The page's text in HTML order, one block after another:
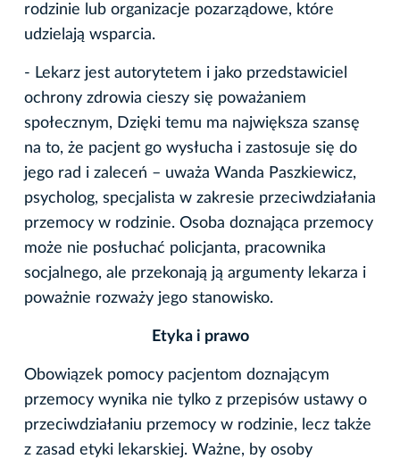
rodzinie lub organizacje pozarządowe, które
udzielają wsparcia.
- Lekarz jest autorytetem i jako przedstawiciel
ochrony zdrowia cieszy się poważaniem
społecznym, Dzięki temu ma największa szansę
na to, że pacjent go wysłucha i zastosuje się do
jego rad i zaleceń – uważa Wanda Paszkiewicz,
psycholog, specjalista w zakresie przeciwdziałania
przemocy w rodzinie. Osoba doznająca przemocy
może nie posłuchać policjanta, pracownika
socjalnego, ale przekonają ją argumenty lekarza i
poważnie rozważy jego stanowisko.
Etyka i prawo
Obowiązek pomocy pacjentom doznającym
przemocy wynika nie tylko z przepisów ustawy o
przeciwdziałaniu przemocy w rodzinie, lecz także
z zasad etyki lekarskiej. Ważne, by osoby